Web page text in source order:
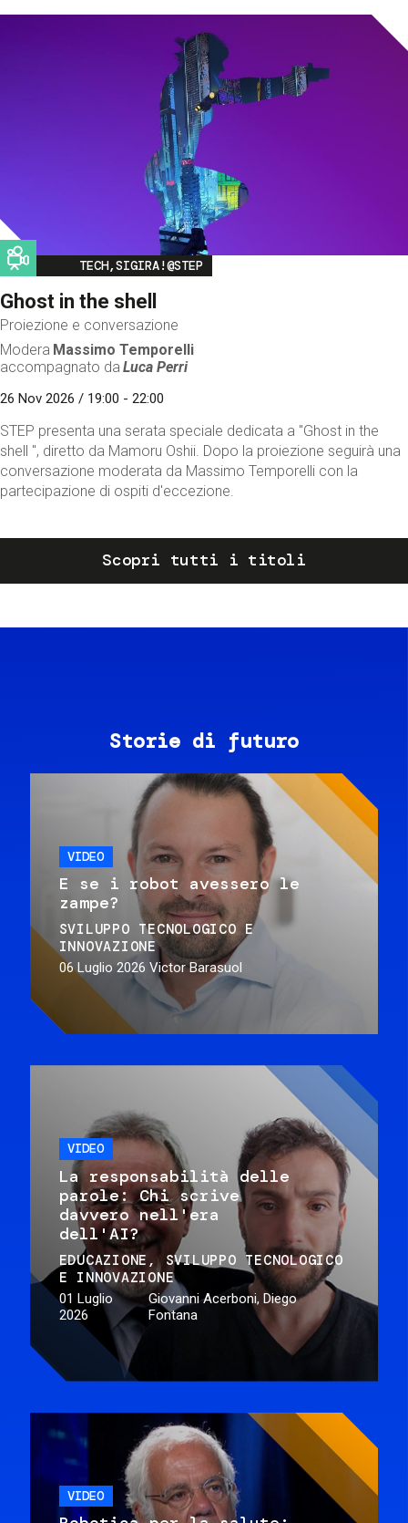
Image
TECH,SIGIRA!@STEP
Ghost in the shell
Proiezione e conversazione
Modera Massimo Temporelli
accompagnato da Luca Perri
26 Nov 2026 / 19:00 - 22:00
STEP presenta una serata speciale dedicata a "Ghost in the
shell ", diretto da Mamoru Oshii. Dopo la proiezione seguirà una
conversazione moderata da Massimo Temporelli con la
partecipazione di ospiti d'eccezione.
Scopri tutti i titoli
Storie di futuro
VIDEO
E se i robot avessero le
zampe?
SVILUPPO TECNOLOGICO E
INNOVAZIONE
06 Luglio 2026 Victor Barasuol
VIDEO
La responsabilità delle
parole: Chi scrive
davvero nell'era
dell'AI?
EDUCAZIONE
SVILUPPO TECNOLOGICO
E INNOVAZIONE
01 Luglio
2026
Giovanni Acerboni, Diego
Fontana
VIDEO